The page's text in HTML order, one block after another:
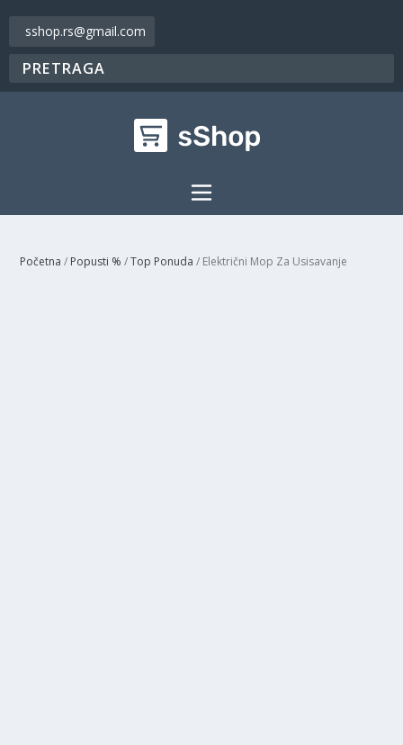
sshop.rs@gmail.com
Početna / Popusti % /Top Ponuda / Električni Mop Za Usisavanje